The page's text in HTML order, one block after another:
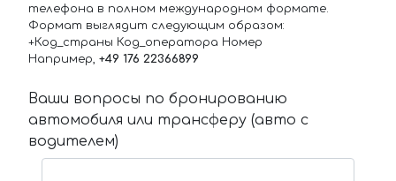
телефона в полном международном формате.
Формат выглядит следующим образом:
+Код_страны Код_оператора Номер
Например, +49 176 22366899
Ваши вопросы по бронированию
автомобиля или трансферу (авто с
водителем)